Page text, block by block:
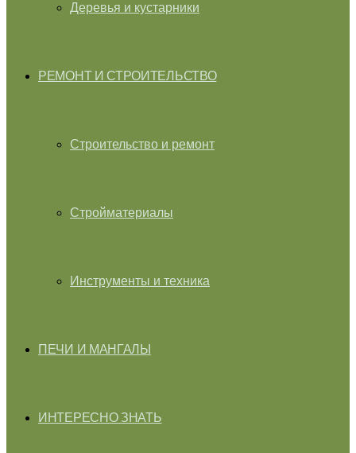
Деревья и кустарники
РЕМОНТ И СТРОИТЕЛЬСТВО
Строительство и ремонт
Стройматериалы
Инструменты и техника
ПЕЧИ И МАНГАЛЫ
ИНТЕРЕСНО ЗНАТЬ